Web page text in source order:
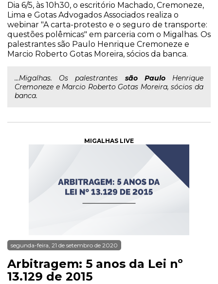
Dia 6/5, às 10h30, o escritório Machado, Cremoneze,
Lima e Gotas Advogados Associados realiza o
webinar "A carta-protesto e o seguro de transporte:
questões polêmicas" em parceria com o Migalhas. Os
palestrantes são Paulo Henrique Cremoneze e
Marcio Roberto Gotas Moreira, sócios da banca.
...Migalhas. Os palestrantes são PauloHenrique
Cremoneze e Marcio Roberto Gotas Moreira, sócios da
banca.
MIGALHAS LIVE
segunda-feira, 21 de setembro de 2020
Arbitragem: 5 anos da Lei nº
13.129 de 2015